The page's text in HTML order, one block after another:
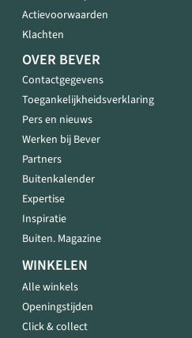
Actievoorwaarden
Klachten
OVER BEVER
Contactgegevens
Toegankelijkheidsverklaring
Pers en nieuws
Werken bij Bever
Partners
Buitenkalender
Expertise
Inspiratie
Buiten. Magazine
WINKELEN
Alle winkels
Openingstijden
Click & collect